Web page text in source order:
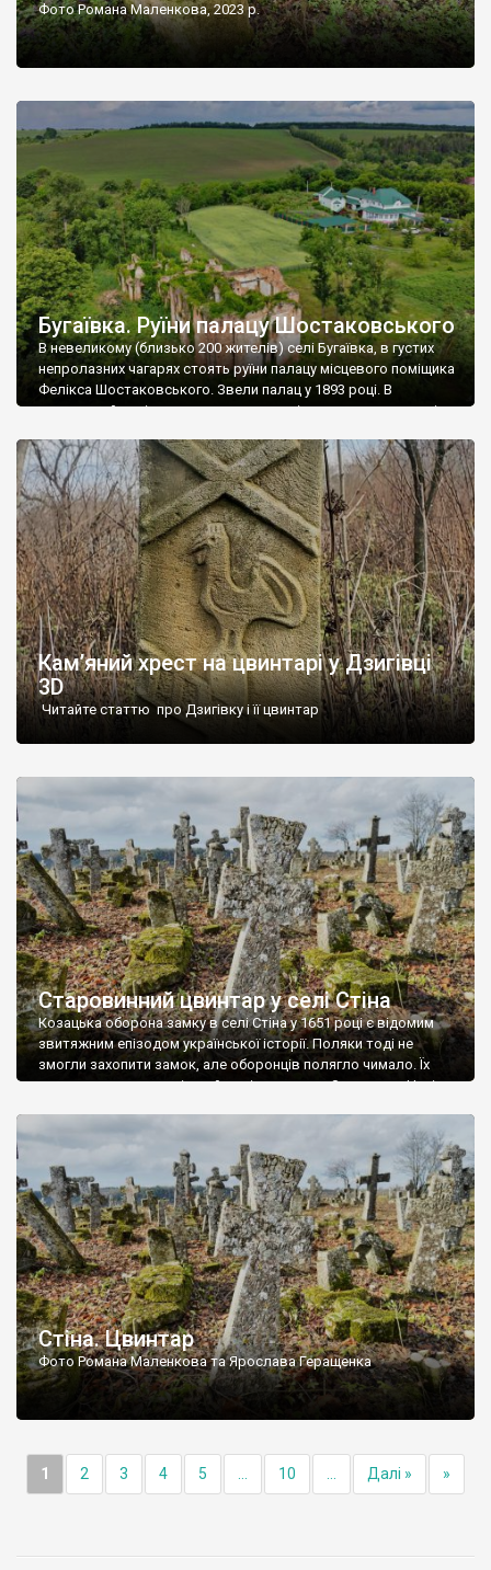
Фото Романа Маленкова, 2023 р.
Бугаївка. Руїни палацу Шостаковського
В невеликому (близько 200 жителів) селі Бугаївка, в густих
непролазних чагарях стоять руїни палацу місцевого поміщика
Фелікса Шостаковського. Звели палац у 1893 році. В
радянський період у ньому спочатку містилася школа, потім
століття тут розмістили туберкульозну лікарню. Коли із
палацу виїхала лікарня – ми точно не […]
Кам’яний хрест на цвинтарі у Дзигівці
3D
Читайте статтю про Дзигівку і її цвинтар
Старовинний цвинтар у селі Стіна
Козацька оборона замку в селі Стіна у 1651 році є відомим
звитяжним епізодом української історії. Поляки тоді не
змогли захопити замок, але оборонців полягло чимало. Їх
поховали на цвинтарі, який тоді називався Замковим. Нині на
ньому чимало хрестів 19 століття, є такі, де епітафії стер […]
Стіна. Цвинтар
Фото Романа Маленкова та Ярослава Геращенка
1 2 3 4 5 10 Далі » »